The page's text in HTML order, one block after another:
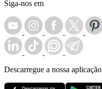
Siga-nos em
Descarregue a nossa aplicação